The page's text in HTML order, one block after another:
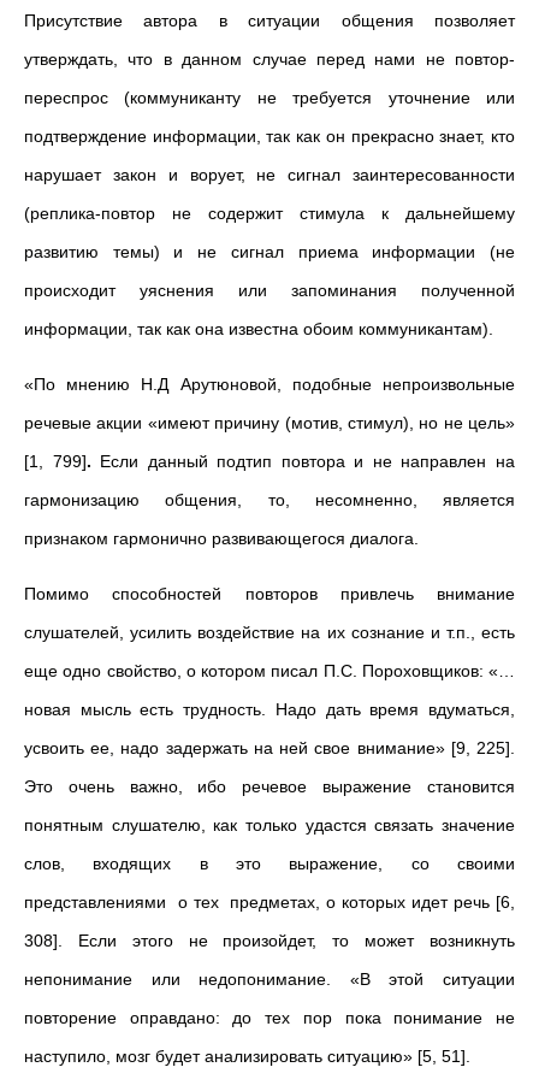
Присутствие автора в ситуации общения позволяет
утверждать, что в данном случае перед нами не повтор-
переспрос (коммуниканту не требуется уточнение или
подтверждение информации, так как он прекрасно знает, кто
нарушает закон и ворует, не сигнал заинтересованности
(реплика-повтор не содержит стимула к дальнейшему
развитию темы) и не сигнал приема информации (не
происходит уяснения или запоминания полученной
информации, так как она известна обоим коммуникантам).
«По мнению Н.Д Арутюновой, подобные непроизвольные
речевые акции «имеют причину (мотив, стимул), но не цель»
[1, 799]. Если данный подтип повтора и не направлен на
гармонизацию общения, то, несомненно, является
признаком гармонично развивающегося диалога.
Помимо способностей повторов привлечь внимание
слушателей, усилить воздействие на их сознание и т.п., есть
еще одно свойство, о котором писал П.С. Пороховщиков: «…
новая мысль есть трудность. Надо дать время вдуматься,
усвоить ее, надо задержать на ней свое внимание» [9, 225].
Это очень важно, ибо речевое выражение становится
понятным слушателю, как только удастся связать значение
слов, входящих в это выражение, со своими
представлениями о тех предметах, о которых идет речь [6,
308]. Если этого не произойдет, то может возникнуть
непонимание или недопонимание. «В этой ситуации
повторение оправдано: до тех пор пока понимание не
наступило, мозг будет анализировать ситуацию» [5, 51].